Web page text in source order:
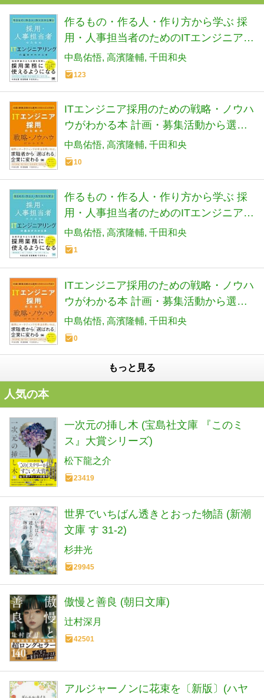
作るもの・作る人・作り方から学ぶ 採
用・人事担当者のためのITエンジニアリ
ングの基本がわかる本
中島佑悟 高濱隆輔 千田和央
123
ITエンジニア採用のための戦略・ノウハ
ウがわかる本 計画・募集活動から選
考・クロージングまで
中島佑悟 高濱隆輔 千田和央
10
作るもの・作る人・作り方から学ぶ 採
用・人事担当者のためのITエンジニアリ
ングの基本がわかる本
中島佑悟 高濱隆輔 千田和央
1
ITエンジニア採用のための戦略・ノウハ
ウがわかる本 計画・募集活動から選
考・クロージングまで
中島佑悟 高濱隆輔 千田和央
0
もっと見る
人気の本
一次元の挿し木 (宝島社文庫 『このミ
ス』大賞シリーズ)
松下龍之介
23419
世界でいちばん透きとおった物語 (新潮
文庫 す 31-2)
杉井光
29945
傲慢と善良 (朝日文庫)
辻村深月
42501
アルジャーノンに花束を〔新版〕(ハヤ